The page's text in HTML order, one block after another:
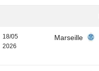
18/05
2026
Marseille